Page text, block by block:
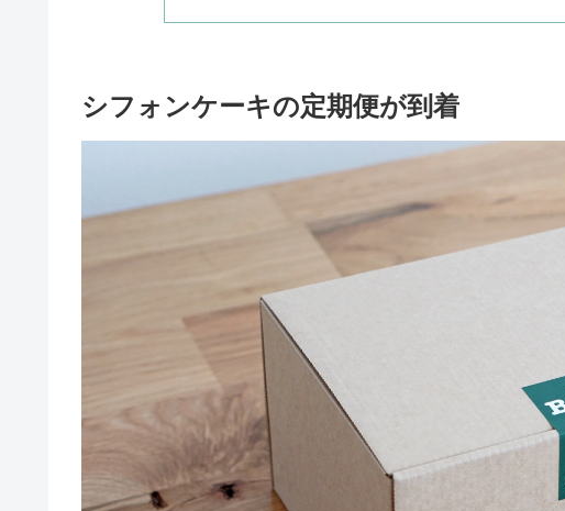
シフォンケーキの定期便が到着